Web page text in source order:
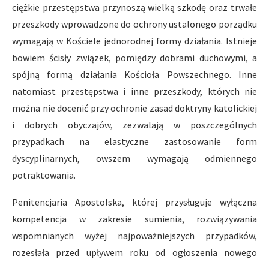
ciężkie przestępstwa przynoszą wielką szkodę oraz trwałe
przeszkody wprowadzone do ochrony ustalonego porządku
wymagają w Kościele jednorodnej formy działania. Istnieje
bowiem ścisły związek, pomiędzy dobrami duchowymi, a
spójną formą działania Kościoła Powszechnego. Inne
natomiast przestępstwa i inne przeszkody, których nie
można nie docenić przy ochronie zasad doktryny katolickiej
i dobrych obyczajów, zezwalają w poszczególnych
przypadkach na elastyczne zastosowanie form
dyscyplinarnych, owszem wymagają odmiennego
potraktowania.
Penitencjaria Apostolska, której przysługuje wyłączna
kompetencja w zakresie sumienia, rozwiązywania
wspomnianych wyżej najpoważniejszych przypadków,
rozesłała przed upływem roku od ogłoszenia nowego